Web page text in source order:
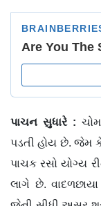
પાચન સુધારે:
પડતી હોય છે. જેમ
પાચક રસો યોગ્ય
લાગે છે.